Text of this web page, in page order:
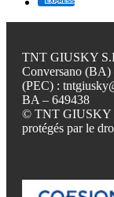
TNT GIUSKY
Conversano
(PEC) :
BA – 649438
© TNT GIUSKY
protégés par le